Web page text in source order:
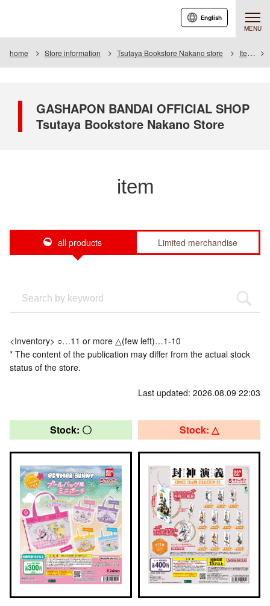
MENU
English
home Store information Tsutaya Bookstore Nakano store Item
GASHAPON BANDAI OFFICIAL SHOP
Tsutaya Bookstore Nakano Store
item
all products Limited merchandise
<Inventory> ○…11 or more △(few left)…1-10
* The content of the publication may differ from the actual stock
status of the store.
Last updated: 2026.08.09 22:03
Stock: 〇 Stock: △